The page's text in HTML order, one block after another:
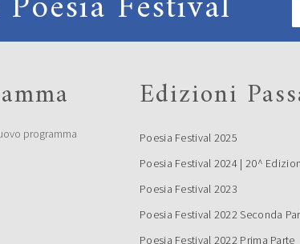
programma
Edizioni
Poesia Festival 2025
Poesia Festival 2024 | 20^
Poesia Festival 2023
Poesia Festival 2022 Seconda
Poesia Festival 2022 Prima Parte